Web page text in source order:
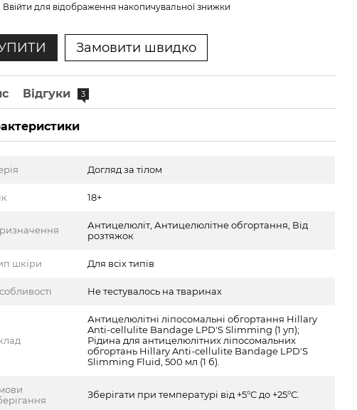
Ввійти для відображення накопичувальної знижки
Замовити швидко
Відгуки 3
Догляд за тілом
18+
Антицелюліт, Антицелюлітне обгортання, Від
розтяжок
шкіри Для всіх типів
Не тестувалось на тваринах
Антицелюлітні ліпосомальні обгортання Hillary
Anti-cellulite Bandage LPD'S Slimming (1 уп);
Рідина для антицелюлітних ліпосомальних
обгортань Hillary Anti-cellulite Bandage LPD'S
Slimming Fluid, 500 мл (1 б).
Зберігати при температурі від +5°С до +25°С.